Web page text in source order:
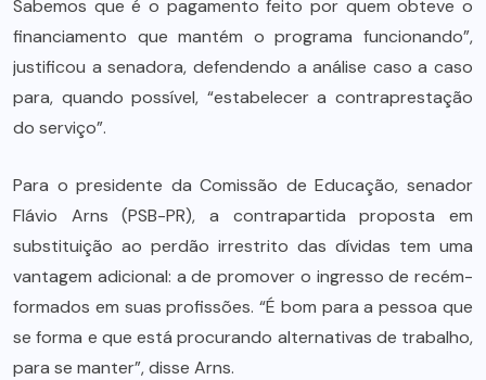
Sabemos que é o pagamento feito por quem obteve o
financiamento que mantém o programa funcionando”,
justificou a senadora, defendendo a análise caso a caso
para, quando possível, “estabelecer a contraprestação
do serviço”.
Para o presidente da Comissão de Educação, senador
Flávio Arns (PSB-PR), a contrapartida proposta em
substituição ao perdão irrestrito das dívidas tem uma
vantagem adicional: a de promover o ingresso de recém-
formados em suas profissões. “É bom para a pessoa que
se forma e que está procurando alternativas de trabalho,
para se manter”, disse Arns.